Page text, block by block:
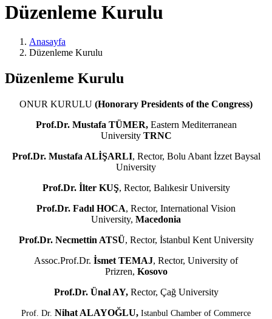
Düzenleme Kurulu
Anasayfa
Düzenleme Kurulu
Düzenleme Kurulu
ONUR KURULU (Honorary Presidents of the Congress)
Prof.Dr. Mustafa TÜMER, Eastern Mediterranean
University TRNC
Prof.Dr. Mustafa ALİŞARLI, Rector, Bolu Abant İzzet Baysal
University
Prof.Dr. İlter KUŞ, Rector, Balıkesir University
Prof.Dr. Fadıl HOCA, Rector, International Vision
University, Macedonia
Prof.Dr. Necmettin ATSÜ, Rector, İstanbul Kent University
Assoc.Prof.Dr. İsmet TEMAJ, Rector, University of
Prizren, Kosovo
Prof.Dr. Ünal AY, Rector, Çağ University
Prof. Dr. Nihat ALAYOĞLU, Istanbul Chamber of Commerce